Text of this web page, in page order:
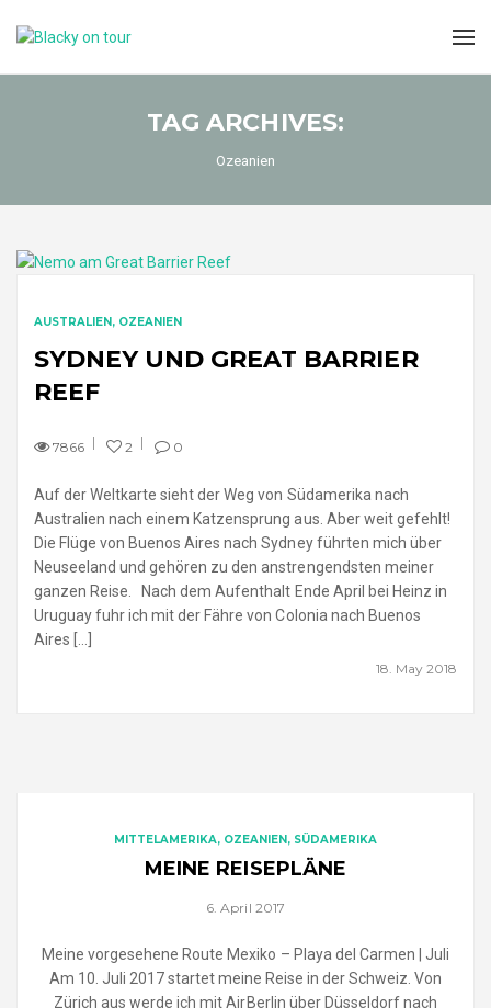
TAG ARCHIVES:
Ozeanien
AUSTRALIEN OZEANIEN
SYDNEY UND GREAT BARRIER
REEF
7866 2 0
18. May 2018
Auf der Weltkarte sieht der Weg von Südamerika nach
Australien nach einem Katzensprung aus. Aber weit gefehlt!
Die Flüge von Buenos Aires nach Sydney führten mich über
Neuseeland und gehören zu den anstrengendsten meiner
ganzen Reise. Nach dem Aufenthalt Ende April bei Heinz in
Uruguay fuhr ich mit der Fähre von Colonia nach Buenos
Aires […]
MITTELAMERIKA OZEANIEN SÜDAMERIKA
MEINE REISEPLÄNE
6. April 2017
Meine vorgesehene Route Mexiko – Playa del Carmen | Juli
Am 10. Juli 2017 startet meine Reise in der Schweiz. Von
Zürich aus werde ich mit AirBerlin über Düsseldorf nach